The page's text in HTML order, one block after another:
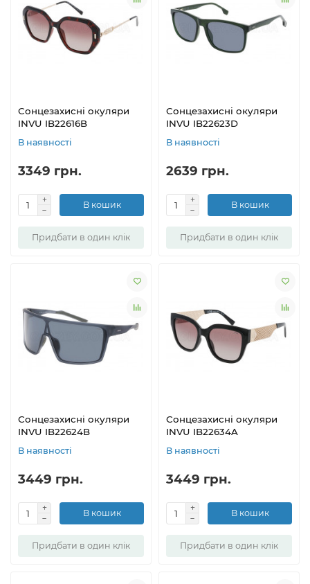
Сонцезахисні окуляри
INVU IB22616B
В наявності
3349 грн.
В кошик
Придбати в один клік
Сонцезахисні окуляри
INVU IB22623D
В наявності
2639 грн.
В кошик
Придбати в один клік
Сонцезахисні окуляри
INVU IB22624B
В наявності
3449 грн.
В кошик
Придбати в один клік
Сонцезахисні окуляри
INVU IB22634A
В наявності
3449 грн.
В кошик
Придбати в один клік